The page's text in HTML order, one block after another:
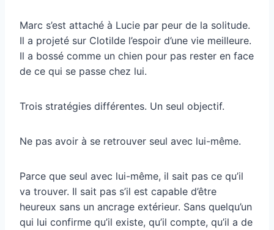
Marc s’est attaché à Lucie par peur de la solitude.
Il a projeté sur Clotilde l’espoir d’une vie meilleure.
Il a bossé comme un chien pour pas rester en face
de ce qui se passe chez lui.
Trois stratégies différentes. Un seul objectif.
Ne pas avoir à se retrouver seul avec lui-même.
Parce que seul avec lui-même, il sait pas ce qu’il
va trouver. Il sait pas s’il est capable d’être
heureux sans un ancrage extérieur. Sans quelqu’un
qui lui confirme qu’il existe, qu’il compte, qu’il a de